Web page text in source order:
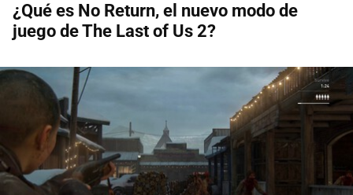
¿Qué es No Return, el nuevo modo de
juego de The Last of Us 2?